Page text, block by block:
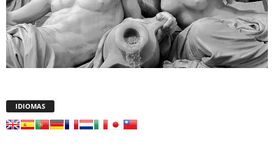
IDIOMAS